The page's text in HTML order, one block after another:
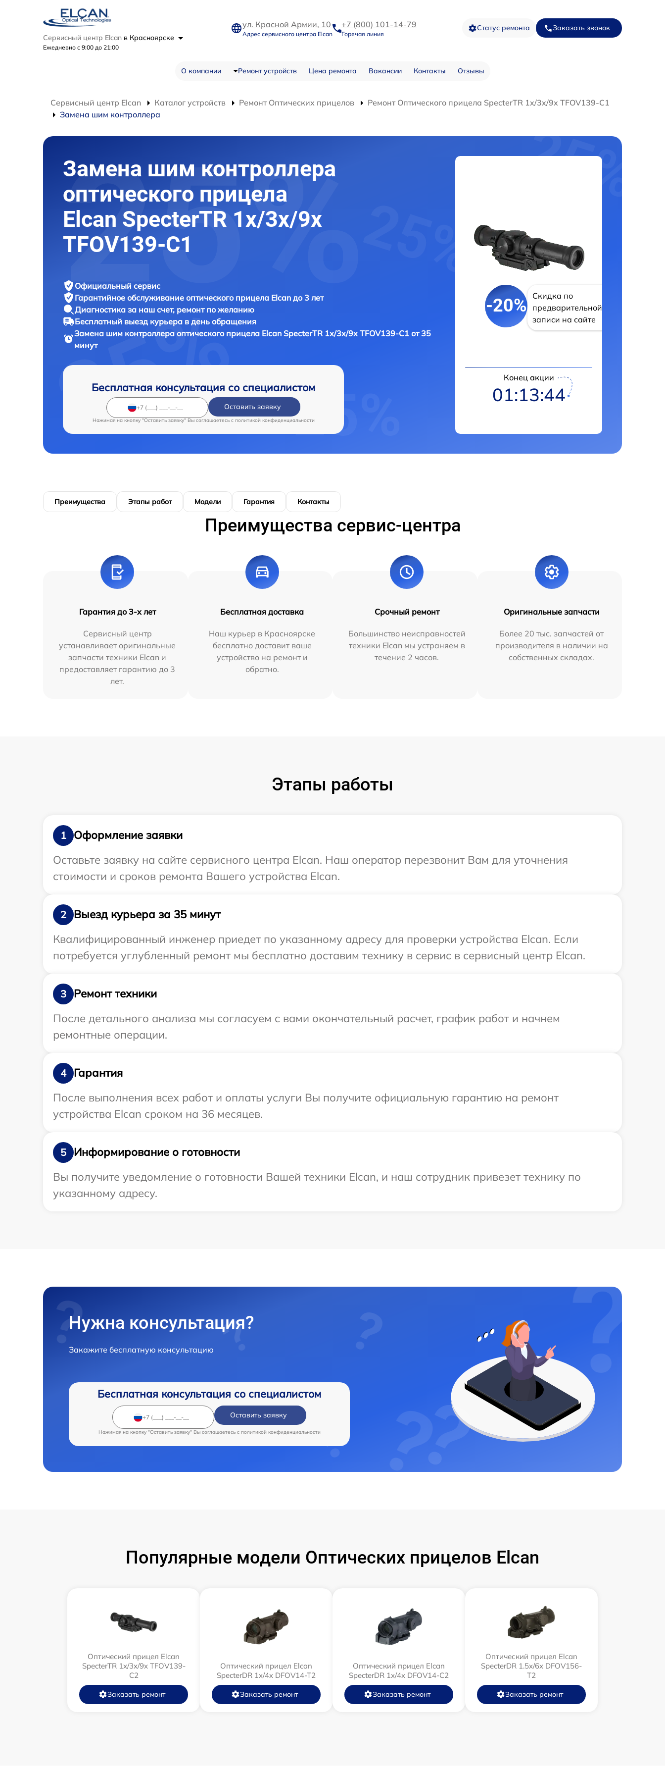
Сервисный центр Elcan в Красноярске
Ежедневно с 9:00 до 21:00
ул. Красной Армии, 10
Адрес сервисного центра Elcan
+7 (800) 101-14-79
Горячая линия
Статус ремонта Заказать звонок
О компании Ремонт устройств Цена ремонта Вакансии Контакты Отзывы
Сервисный центр Elcan Каталог устройств Ремонт Оптических прицелов
Ремонт Оптического прицела SpecterTR 1x/3x/9x TFOV139-C1
Замена шим контроллера
Замена шим контроллера
оптического прицела
Elcan SpecterTR 1x/3x/9x
TFOV139-C1
Официальный сервис
Гарантийное обслуживание оптического прицела Elcan до 3 лет
Диагностика за наш счет, ремонт по желанию
Бесплатный выезд курьера в день обращения
Замена шим контроллера оптического прицела Elcan SpecterTR 1x/3x/9x TFOV139-C1 от 35
минут
Бесплатная консультация со специалистом
Оставить заявку
Нажимая на кнопку "Оставить заявку" Вы соглашаетесь c политикой конфиденциальности
-20%
Скидка по
предварительной
записи на сайте
Конец акции
01:13:43
Преимущества Этапы работ Модели Гарантия Контакты
Преимущества сервис-центра
Гарантия до 3-х лет
Сервисный центр
устанавливает оригинальные
запчасти техники Elcan и
предоставляет гарантию до 3
лет.
Бесплатная доставка
Наш курьер в Красноярске
бесплатно доставит ваше
устройство на ремонт и
обратно.
Срочный ремонт
Большинство неисправностей
техники Elcan мы устраняем в
течение 2 часов.
Оригинальные запчасти
Более 20 тыс. запчастей от
производителя в наличии на
собственных складах.
Этапы работы
1
Оформление заявки
Оставьте заявку на сайте сервисного центра Elcan. Наш оператор перезвонит Вам для уточнения
стоимости и сроков ремонта Вашего устройства Elcan.
2
Выезд курьера за 35 минут
Квалифицированный инженер приедет по указанному адресу для проверки устройства Elcan. Если
потребуется углубленный ремонт мы бесплатно доставим технику в сервис в сервисный центр Elcan.
3
Ремонт техники
После детального анализа мы согласуем с вами окончательный расчет, график работ и начнем
ремонтные операции.
4
Гарантия
После выполнения всех работ и оплаты услуги Вы получите официальную гарантию на ремонт
устройства Elcan сроком на 36 месяцев.
5
Информирование о готовности
Вы получите уведомление о готовности Вашей техники Elcan, и наш сотрудник привезет технику по
указанному адресу.
Нужна консультация?
Закажите бесплатную консультацию
Бесплатная консультация со специалистом
Оставить заявку
Нажимая на кнопку "Оставить заявку" Вы соглашаетесь c политикой конфиденциальности
Популярные модели Оптических прицелов Elcan
Оптический прицел Elcan
SpecterTR 1x/3x/9x TFOV139-
C2
Заказать ремонт
Оптический прицел Elcan
SpecterDR 1x/4x DFOV14-T2
Заказать ремонт
Оптический прицел Elcan
SpecterDR 1x/4x DFOV14-C2
Заказать ремонт
Оптический прицел Elcan
SpecterDR 1.5x/6x DFOV156-
T2
Заказать ремонт